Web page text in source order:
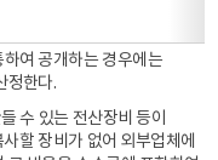
여 공개하는 경우에는
정한다.
수 있는 전산장비 등이
할 장비가 없어 외부업체에